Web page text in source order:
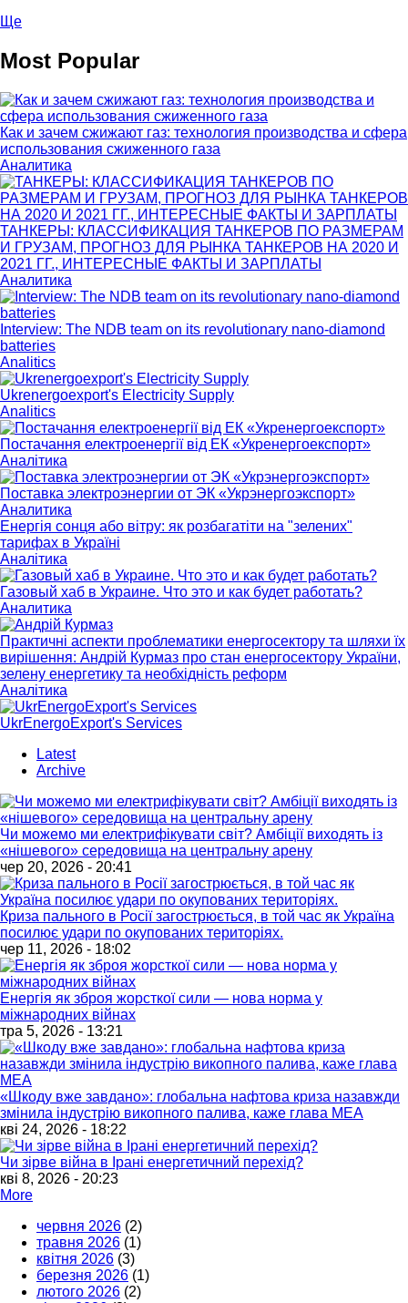
Ще
Most Popular
Как и зачем сжижают газ: технология производства и сфера
использования сжиженного газа
Аналитика
ТАНКЕРЫ: КЛАССИФИКАЦИЯ ТАНКЕРОВ ПО РАЗМЕРАМ
И ГРУЗАМ, ПРОГНОЗ ДЛЯ РЫНКА ТАНКЕРОВ НА 2020 И
2021 ГГ., ИНТЕРЕСНЫЕ ФАКТЫ И ЗАРПЛАТЫ
Аналитика
Interview: The NDB team on its revolutionary nano-diamond
batteries
Analitics
Ukrenergoexport's Electricity Supply
Analitics
Постачання електроенергії від ЕК «Укренергоекспорт»
Аналітика
Поставка электроэнергии от ЭК «Укрэнергоэкспорт»
Аналитика
Енергія сонця або вітру: як розбагатіти на "зелених"
тарифах в Україні
Аналітика
Газовый хаб в Украине. Что это и как будет работать?
Аналитика
Практичні аспекти проблематики енергосектору та шляхи їх
вирішення: Андрій Курмаз про стан енергосектору України,
зелену енергетику та необхідність реформ
Аналітика
UkrEnergoExport's Services
Latest
Archive
Чи можемо ми електрифікувати світ? Амбіції виходять із
«нішевого» середовища на центральну арену
чер 20, 2026 - 20:41
Криза пального в Росії загострюється, в той час як Україна
посилює удари по окупованих територіях.
чер 11, 2026 - 18:02
Енергія як зброя жорсткої сили — нова норма у
міжнародних війнах
тра 5, 2026 - 13:21
«Шкоду вже завдано»: глобальна нафтова криза назавжди
змінила індустрію викопного палива, каже глава МЕА
кві 24, 2026 - 18:22
Чи зірве війна в Ірані енергетичний перехід?
кві 8, 2026 - 20:23
More
червня 2026 (2)
травня 2026 (1)
квітня 2026 (3)
березня 2026 (1)
лютого 2026 (2)